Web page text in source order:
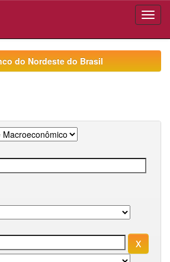
do Nordeste do Brasil